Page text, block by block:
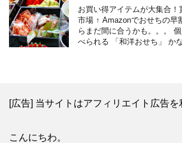
お買い得アイテムが大集合
市場 ↑ Amazonでおせちの早
らまだ間に合うかも。。。
べられる 「和洋おせち」 か
[広告] 当サイトはアフィリエイト広告を
こんにちわ。